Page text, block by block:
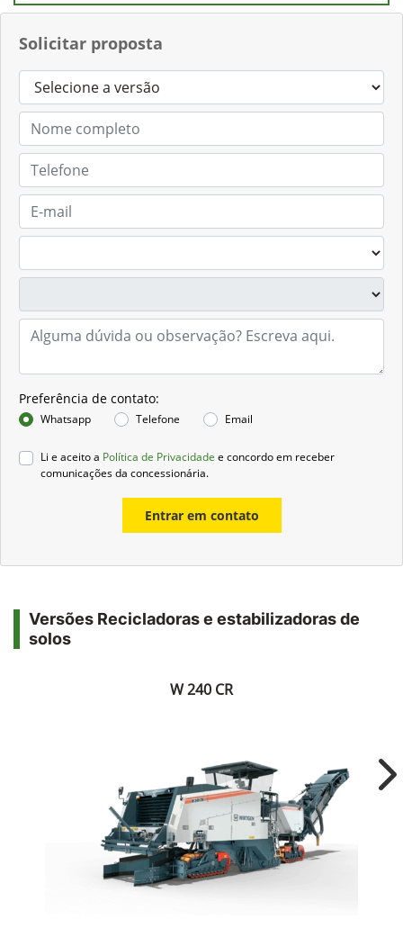
Solicitar proposta
Preferência de contato:
Whatsapp Telefone Email
Li e aceito a Política de Privacidade e concordo em receber
comunicações da concessionária.
Entrar em contato
Versões Recicladoras e estabilizadoras de
solos
W 240 CR